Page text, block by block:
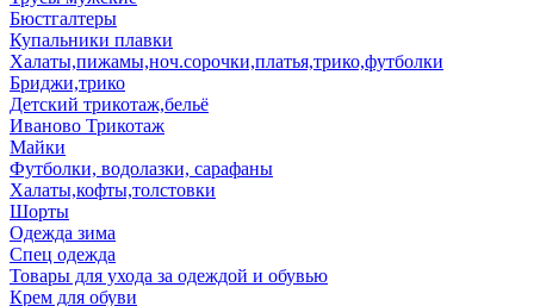
Бюстгалтеры
Купальники плавки
Халаты,пижамы,ноч.сорочки,платья,трико,футболки
Бриджи,трико
Детский трикотаж,бельё
Иваново Трикотаж
Майки
Футболки, водолазки, сарафаны
Халаты,кофты,толстовки
Шорты
Одежда зима
Спец одежда
Товары для ухода за одеждой и обувью
Крем для обуви